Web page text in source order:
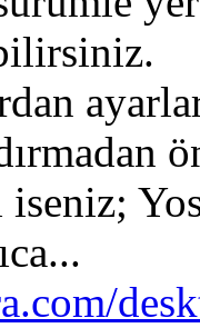
iseniz;